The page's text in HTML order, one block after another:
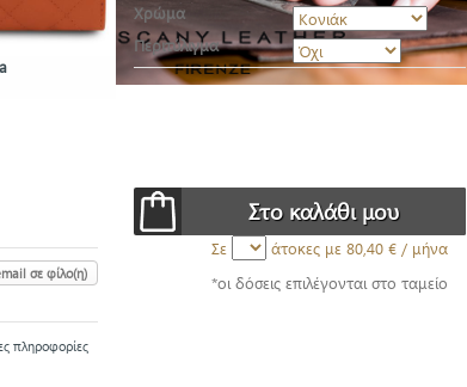
Χρώμα
Περιτύλιγμα
σε φίλο(η)
πληροφορίες
Σε άτοκες με 80,40 € / μήνα
*οι δόσεις επιλέγονται στο ταμείο